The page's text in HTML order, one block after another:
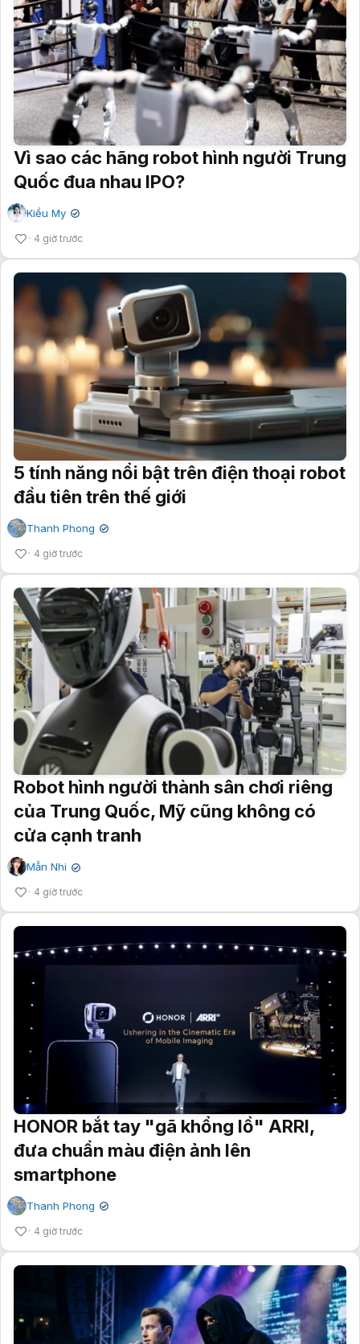
Vì sao các hãng robot hình người Trung
Quốc đua nhau IPO?
Kiều My ✔
4 giờ trước
5 tính năng nổi bật trên điện thoại robot
đầu tiên trên thế giới
Thanh Phong ✔
4 giờ trước
Robot hình người thành sân chơi riêng
của Trung Quốc, Mỹ cũng không có
cửa cạnh tranh
Mẫn Nhi ✔
4 giờ trước
HONOR bắt tay "gã khổng lồ" ARRI,
đưa chuẩn màu điện ảnh lên
smartphone
Thanh Phong ✔
4 giờ trước